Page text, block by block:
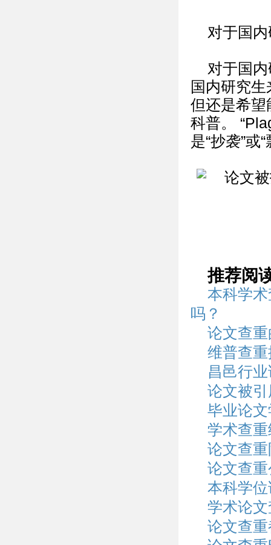
对于国
对于国
国内研究
但还是希望
科普。
是“抄袭”或
推荐阅
本科学
吗？
论文查
维普查
昌邑行
论文被
毕业论
学术查
论文查
论文查
本科学
学术论
论文查